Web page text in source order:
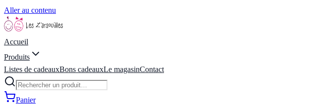
Aller au contenu
Accueil
Produits
Listes de cadeauxBons cadeauxLe magasinContact
Panier